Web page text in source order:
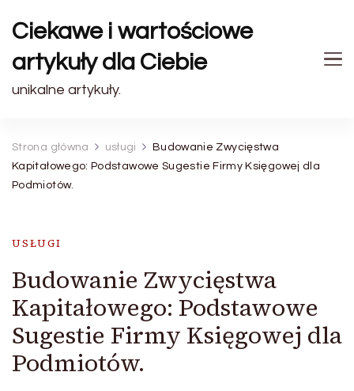
Ciekawe i wartościowe
artykuły dla Ciebie
unikalne artykuły.
Strona główna usługi
Budowanie Zwycięstwa
Kapitałowego: Podstawowe Sugestie Firmy Księgowej dla
Podmiotów.
USŁUGI
Budowanie Zwycięstwa
Kapitałowego: Podstawowe
Sugestie Firmy Księgowej dla
Podmiotów.